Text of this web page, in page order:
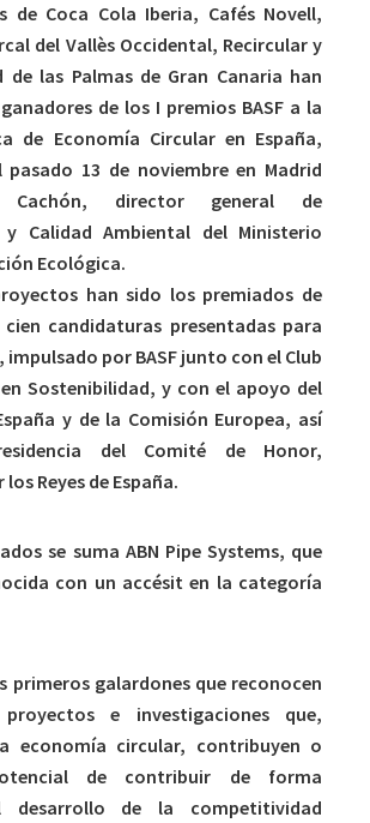
de Coca Cola Iberia, Cafés Novell,
del Vallès Occidental, Recircular y
de las Palmas de Gran Canaria han
de los I premios BASF a la
de Economía Circular en España,
pasado 13 de noviembre en Madrid
director general de
y Calidad Ambiental del Ministerio
Ecológica.
han sido los premiados de
candidaturas presentadas para
por BASF junto con el Club
en Sostenibilidad, y con el apoyo del
y de la Comisión Europea, así
del Comité de Honor,
Reyes de España.
se suma ABN Pipe Systems, que
con un accésit en la categoría
primeros galardones que reconocen
e investigaciones que,
economía circular, contribuyen o
de contribuir de forma
desarrollo de la competitividad